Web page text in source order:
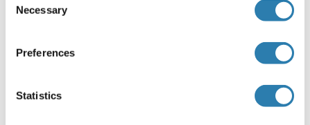
Selection
Necessary
Preferences
Statistics
LIPE Kits ELISA
LIPC Anticorps